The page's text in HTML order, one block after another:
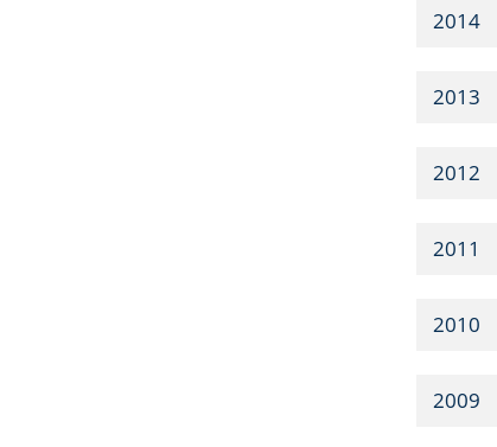
2014
2013
2012
2011
2010
2009